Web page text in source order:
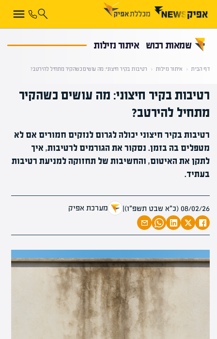
שמאות רכוש איתור נזילות
דף הבית ‹ איתור נזילות ‹ רטיבות בקיר חיצוני: מה עושים כשהקיר מתחיל להירטב?
רטיבות בקיר חיצוני: מה עושים כשהקיר
מתחיל להירטב?
רטיבות בקיר חיצוני יכולה לגרום לנזקים חמורים אם לא
מטפלים בה בזמן. נסקור את הגורמים לרטיבות, איך
לתקן את האיטום, והחשיבות של תחזוקה למניעת רטיבות
בעתיד.
08/02/26 (כ״א שבט תשפ״ו) | מערכת אפיק